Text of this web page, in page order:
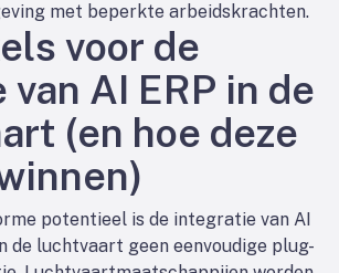
met beperkte arbeidskrachten.
voor de
AI ERP in de
(en hoe deze
potentieel is de integratie van AI
de luchtvaart geen eenvoudige plug-